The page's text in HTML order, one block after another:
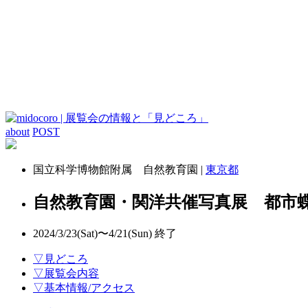
about POST
国立科学博物館附属 自然教育園 | 東京都
自然教育園・関洋共催写真展 都市
2024/3/23(Sat)〜4/21(Sun) 終了
▽見どころ
▽展覧会内容
▽基本情報/アクセス